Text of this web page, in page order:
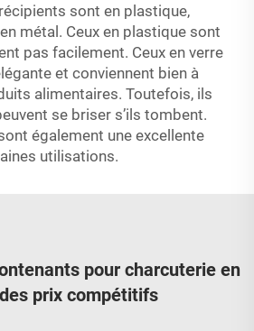
sont en plastique,
métal. Ceux en plastique sont
pas facilement. Ceux en verre
et conviennent bien à
alimentaires. Toutefois, ils
se briser s’ils tombent.
également une excellente
utilisations.
pour charcuterie en
prix compétitifs